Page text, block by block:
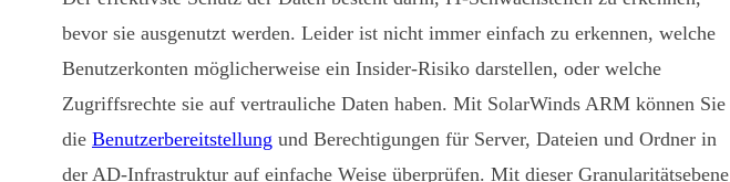
bevor sie ausgenutzt werden. Leider ist nicht immer einfach zu erkennen, welche
Benutzerkonten möglicherweise ein Insider-Risiko darstellen, oder welche
Zugriffsrechte sie auf vertrauliche Daten haben. Mit SolarWinds ARM können Sie
die Benutzerbereitstellung und Berechtigungen für Server, Dateien und Ordner in
der AD-Infrastruktur auf einfache Weise überprüfen. Mit dieser Granularitätsebene